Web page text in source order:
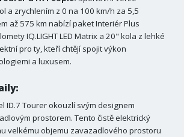
a zrychlením z 0 na 100 km/h za 5,5
až 575 km nabízí paket Interiér Plus
IQ.LIGHT LED Matrix a 20" kola z lehké
pro ty, kteří chtějí spojit výkon
a luxusem.
ID.7 Tourer okouzlí svým designem
prostorem. Tento čistě elektrický
velkému objemu zavazadlového prostoru